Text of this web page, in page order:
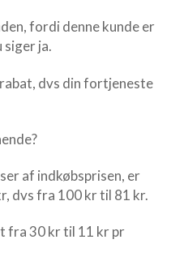
fordi denne kunde er
ja.
dvs din fortjeneste
af indkøbsprisen, er
dvs fra 100 kr til 81 kr.
fra 30 kr til 11 kr pr